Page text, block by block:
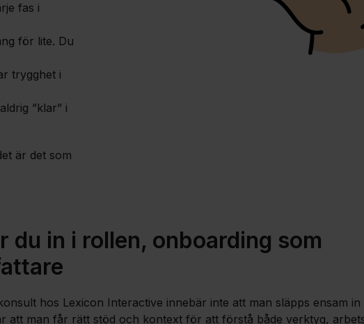
fas i
för lite. Du
trygghet i
”klar” i
är det som
du in i rollen, onboarding som
hos Lexicon Interactive innebär inte att man släpps ensam in
att man får rätt stöd och kontext för att förstå både verktyg,